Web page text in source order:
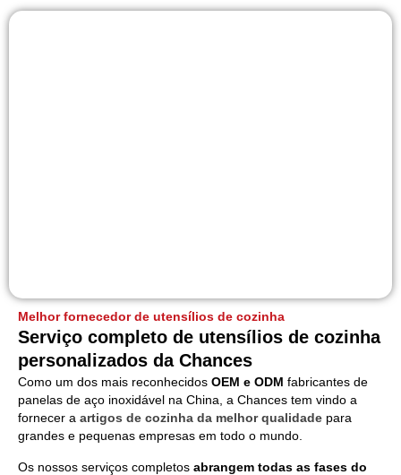
Melhor fornecedor de utensílios de cozinha
Serviço completo de utensílios de cozinha
personalizados da Chances
Como um dos mais reconhecidos OEM e ODM fabricantes de
panelas de aço inoxidável na China, a Chances tem vindo a
fornecer a artigos de cozinha da melhor qualidade para
grandes e pequenas empresas em todo o mundo.
Os nossos serviços completos abrangem todas as fases do